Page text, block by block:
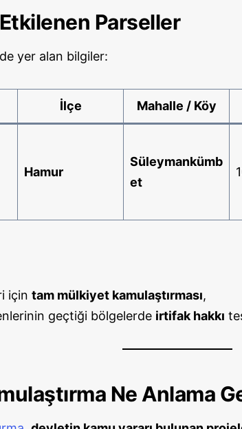
Parseller
yer alan bilgiler:
İlçe Mahalle / Köy
Hamur
Süleymankümb
et
için tam mülkiyet kamulaştırması,
geçtiği bölgelerde irtifak hakkı
Ne Anlama